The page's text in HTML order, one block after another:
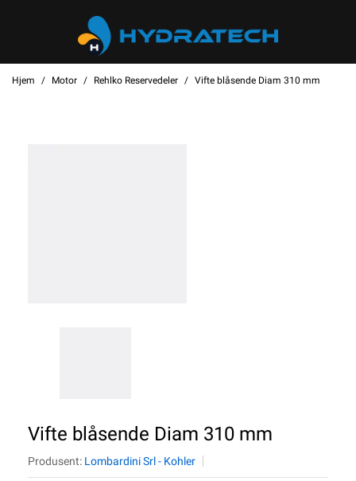
Hjem Motor Rehlko Reservedeler Vifte blåsende Diam 310 mm
Vifte blåsende Diam 310 mm
Produsent: Lombardini Srl - Kohler